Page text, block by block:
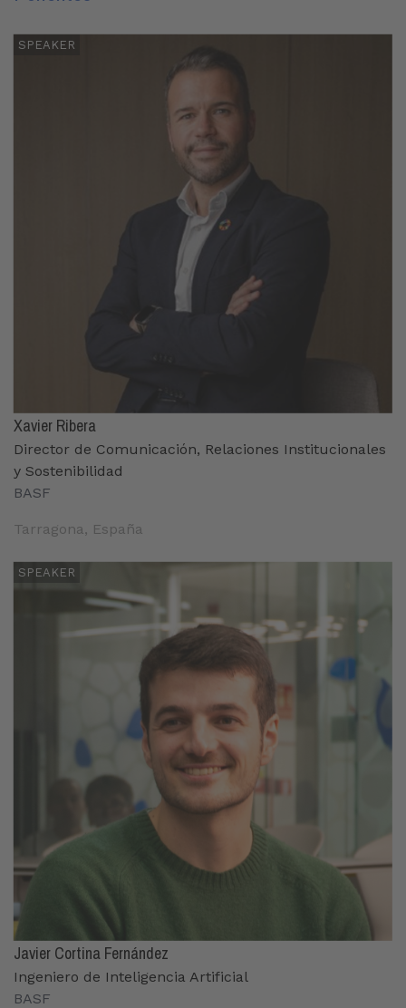
SPEAKER
Xavier Ribera
Director de Comunicación, Relaciones Institucionales
y Sostenibilidad
BASF
Tarragona, España
SPEAKER
Javier Cortina Fernández
Ingeniero de Inteligencia Artificial
BASF